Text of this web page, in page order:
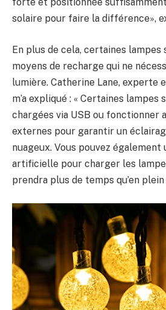
forte et positionnée
solaire pour faire la différence»,
En plus de cela, certaines lampes
moyens de recharge qui ne
lumière. Catherine Lane, experte
m’a expliqué : « Certaines
chargées via USB ou fonctionner
externes pour garantir un
nuageux. Vous pouvez
artificielle pour charger les
prendra plus de temps qu’en